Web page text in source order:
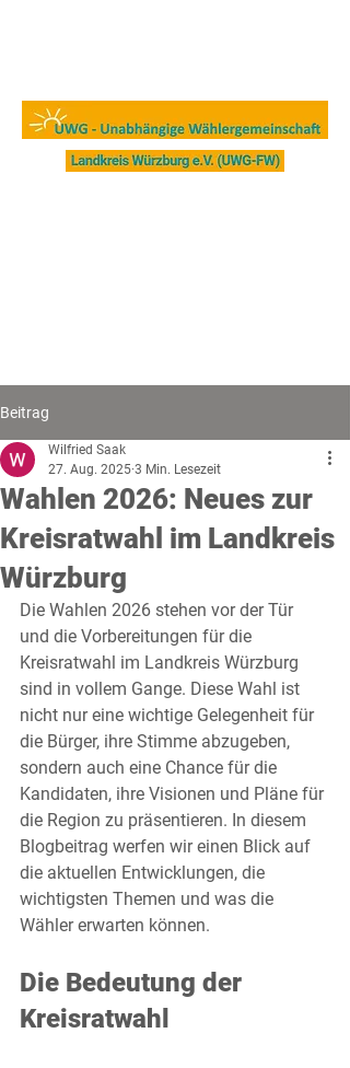
Beitrag
Wahlen 2026: Neues zur
Kreisratwahl im Landkreis
Würzburg
Wilfried Saak
27. Aug. 2025 3 Min. Lesezeit
Die Wahlen 2026 stehen vor der Tür
und die Vorbereitungen für die
Kreisratwahl im Landkreis Würzburg
sind in vollem Gange. Diese Wahl ist
nicht nur eine wichtige Gelegenheit für
die Bürger, ihre Stimme abzugeben,
sondern auch eine Chance für die
Kandidaten, ihre Visionen und Pläne für
die Region zu präsentieren. In diesem
Blogbeitrag werfen wir einen Blick auf
die aktuellen Entwicklungen, die
wichtigsten Themen und was die
Wähler erwarten können.
Die Bedeutung der
Kreisratwahl